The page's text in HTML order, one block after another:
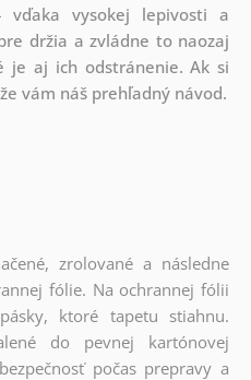
vďaka vysokej lepivosti a
držia a zvládne to naozaj
je aj ich odstránenie. Ak si
vám náš prehľadný návod.
zrolované a následne
fólie. Na ochrannej fólii
ktoré tapetu stiahnu.
do pevnej kartónovej
počas prepravy a